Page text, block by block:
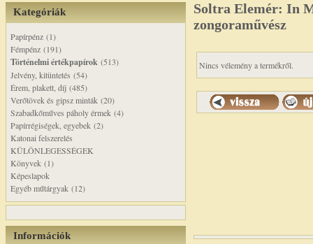
Kategóriák
Papírpénz (1)
Fémpénz (191)
Történelmi értékpapírok (513)
Jelvény, kitüntetés (54)
Érem, plakett, díj (485)
Verőtövek és gipsz minták (20)
Szabadkőműves páholy érmek (4)
Papírrégiségek, egyebek (2)
Katonai felszerelés
KÜLÖNLEGESSÉGEK
Könyvek (1)
Képeslapok
Egyéb műtárgyak (12)
Információk
Soltra Elemér: In
zongoraművész
Nincs vélemény a termékről.